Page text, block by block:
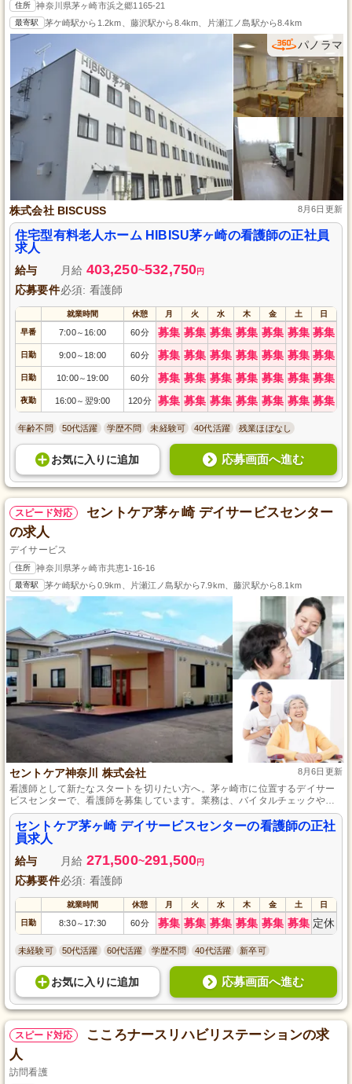
住所 神奈川県茅ヶ崎市浜之郷1165-21
最寄駅 茅ケ崎駅から1.2km、藤沢駅から8.4km、片瀬江ノ島駅から8.4km
パノラマ
株式会社 BISCUSS 8月6日更新
住宅型有料老人ホーム HIBISU茅ヶ崎の看護師の正社員
求人
給与 月給 403,250~532,750円
応募要件必須: 看護師
就業時間 休憩 月 火 水 木 金 土 日
早番 7:00～ 16:00 60分 募集 募集 募集 募集 募集 募集 募集
日勤 9:00～ 18:00 60分 募集 募集 募集 募集 募集 募集 募集
日勤 10:00～ 19:00 60分 募集 募集 募集 募集 募集 募集 募集
夜勤 16:00～ 翌9:00 120分 募集 募集 募集 募集 募集 募集 募集
年齢不問 50代活躍 学歴不問 未経験可 40代活躍 残業ほぼなし
お気に入り に追加 応募画面へ進む
スピード対応
セントケア茅ヶ崎 デイサービスセンター
の求人
デイサービス
住所 神奈川県茅ヶ崎市共恵1-16-16
最寄駅 茅ケ崎駅から0.9km、片瀬江ノ島駅から7.9km、藤沢駅から8.1km
セントケア神奈川 株式会社 8月6日更新
看護師として新たなスタートを切りたい方へ。茅ヶ崎市に位置するデイサー
ビスセンターで、看護師を募集しています。業務は、バイタルチェックや健
康管理など、専門知識を活かせる範囲で多岐にわたります。未経験者でも歓
迎し、充実した研修が自信を持って仕事を始める支えとなります。利用者の
自立支援に貢献できるやりがいのある仕事です。
セントケア茅ヶ崎 デイサービスセンターの看護師の正社
員求人
給与 月給 271,500~291,500円
応募要件必須: 看護師
就業時間 休憩 月 火 水 木 金 土 日
日勤 8:30～ 17:30 60分 募集 募集 募集 募集 募集 募集 定休
未経験可 50代活躍 60代活躍 学歴不問 40代活躍 新卒可
お気に入り に追加 応募画面へ進む
スピード対応
こころナースリハビリステーションの求
人
訪問看護